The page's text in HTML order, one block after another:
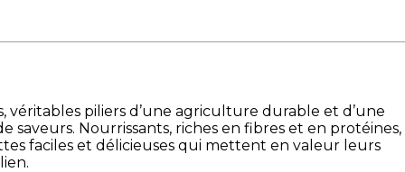
véritables piliers d’une agriculture durable et d’une
Nourrissants, riches en fibres et en protéines,
faciles et délicieuses qui mettent en valeur leurs